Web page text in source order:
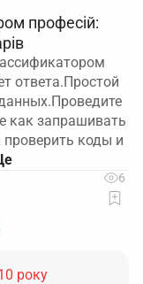
професій:
ответа.Простой
как запрашивать
коды и
6
року